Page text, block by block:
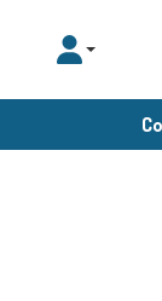
Toggle